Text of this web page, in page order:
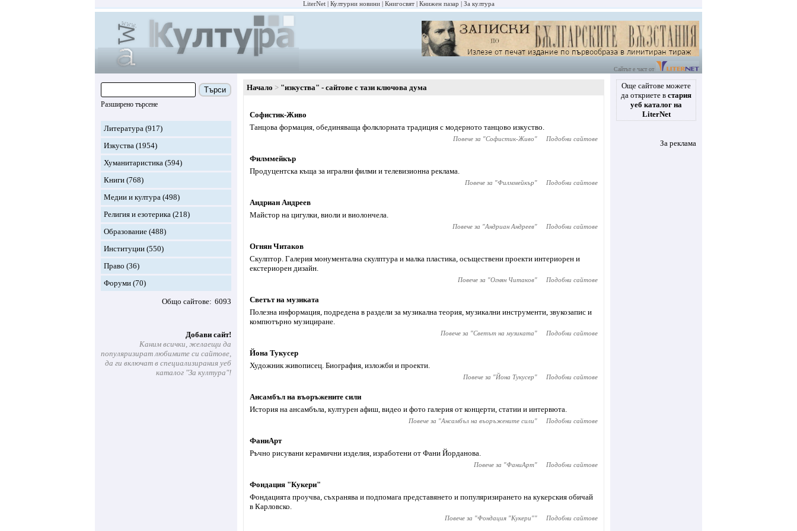
LiterNet Културни новини Книгосвят Книжен пазар За култура
Сайтът е част от
Търси
Разширено търсене
Литература (917)
Изкуства (1954)
Хуманитаристика (594)
Книги (768)
Медии и култура (498)
Религия и езотерика (218)
Образование (488)
Институции (550)
Право (36)
Форуми (70)
Общо сайтове 6093
Добави сайт!
Каним всички, желаещи да
популяризират любимите си сайтове,
да ги включат в специализирания уеб
каталог "За култура"!
Начало "изкуства" - сайтове с тази ключова дума
Софистик-Живо
Танцова формация, обединяваща фолклорната традиция с модерното танцово изкуство.
Повече за "Софистик-Живо" Подобни сайтове
Филммейкър
Продуцентска къща за игрални филми и телевизионна реклама.
Повече за "Филммейкър" Подобни сайтове
Андриан Андреев
Майстор на цигулки, виоли и виолончела.
Повече за "Андриан Андреев" Подобни сайтове
Огнян Читаков
Скулптор. Галерия монументална скулптура и малка пластика, осъществени проекти интериорен и
екстериорен дизайн.
Повече за "Огнян Читаков" Подобни сайтове
Светът на музиката
Полезна информация, подредена в раздели за музикална теория, музикални инструменти, звукозапис и
компютърно музициране.
Повече за "Светът на музиката" Подобни сайтове
Йона Тукусер
Художник живописец. Биография, изложби и проекти.
Повече за "Йона Тукусер" Подобни сайтове
Ансамбъл на въоръжените сили
История на ансамбъла, културен афиш, видeо и фото галерия от концерти, статии и интервюта.
Повече за "Ансамбъл на въоръжените сили" Подобни сайтове
ФаниАрт
Ръчно рисувани керамични изделия, изработени от Фани Йорданова.
Повече за "ФаниАрт" Подобни сайтове
Фондация "Кукери"
Фондацията проучва, съхранява и подпомага представянето и популяризирането на кукерския обичай
в Карловско.
Повече за "Фондация "Кукери"" Подобни сайтове
Още сайтове можете
да откриете в стария
уеб каталог на
LiterNet
За реклама